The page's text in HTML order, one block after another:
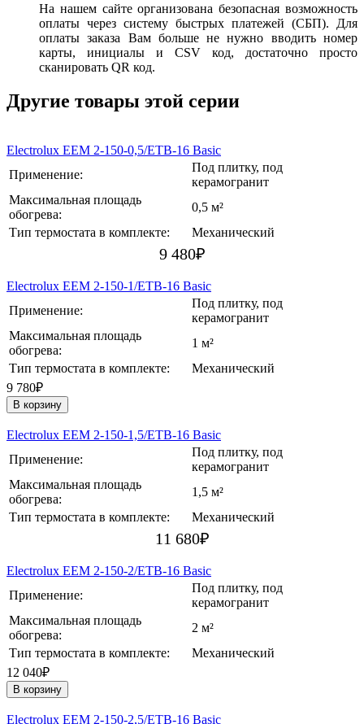
На нашем сайте организована безопасная возможность
оплаты через систему быстрых платежей (СБП). Для
оплаты заказа Вам больше не нужно вводить номер
карты, инициалы и CSV код, достаточно просто
сканировать QR код.
Другие товары этой серии
Electrolux EEM 2-150-0,5/ETB-16 Basic
Применение:
Под плитку, под
керамогранит
Максимальная площадь
обогрева:
0,5 м²
Тип термостата в комплекте:
Механический
9 480₽
Electrolux EEM 2-150-1/ETB-16 Basic
Применение:
Под плитку, под
керамогранит
Максимальная площадь
обогрева:
1 м²
Тип термостата в комплекте:
Механический
9 780₽
В корзину
Electrolux EEM 2-150-1,5/ETB-16 Basic
Применение:
Под плитку, под
керамогранит
Максимальная площадь
обогрева:
1,5 м²
Тип термостата в комплекте:
Механический
11 680₽
Electrolux EEM 2-150-2/ETB-16 Basic
Применение:
Под плитку, под
керамогранит
Максимальная площадь
обогрева:
2 м²
Тип термостата в комплекте:
Механический
12 040₽
В корзину
Electrolux EEM 2-150-2,5/ETB-16 Basic